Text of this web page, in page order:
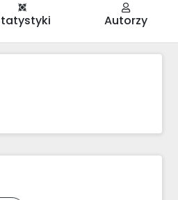
Autorzy